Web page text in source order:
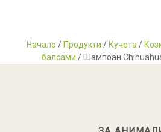
Начало / Продукти / Кучета /
балсами / Шампоан